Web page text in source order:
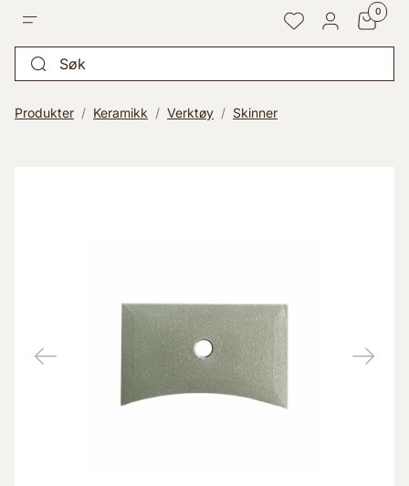
Points
FavoritterLogg inn0Go to
Søk
Produkter Keramikk Verktøy Skinner